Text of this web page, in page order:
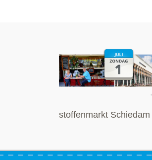
stoffenmarkt Schiedam